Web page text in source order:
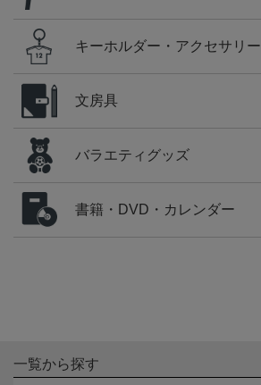
キーホルダー・アクセサリー
文房具
バラエティグッズ
書籍・DVD・カレンダー
一覧から探す